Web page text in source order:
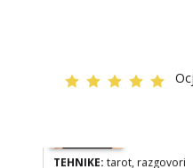
Tarot
TEHNIKE:tarot, razgovori